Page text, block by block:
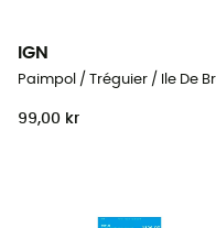
IGN
99,00 kr